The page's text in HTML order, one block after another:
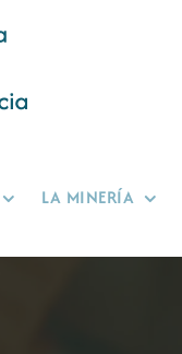
LA MINERÍA